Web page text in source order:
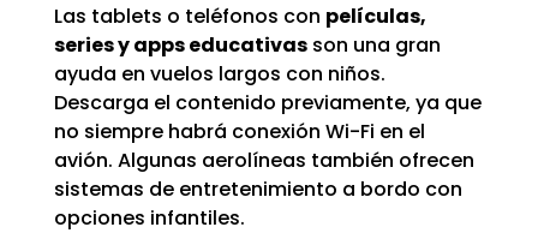
Las tablets o teléfonos con películas,
series y apps educativasson una gran
ayuda en vuelos largos con niños.
Descarga el contenido previamente, ya que
no siempre habrá conexión Wi-Fi en el
avión. Algunas aerolíneas también ofrecen
sistemas de entretenimiento a bordo con
opciones infantiles.